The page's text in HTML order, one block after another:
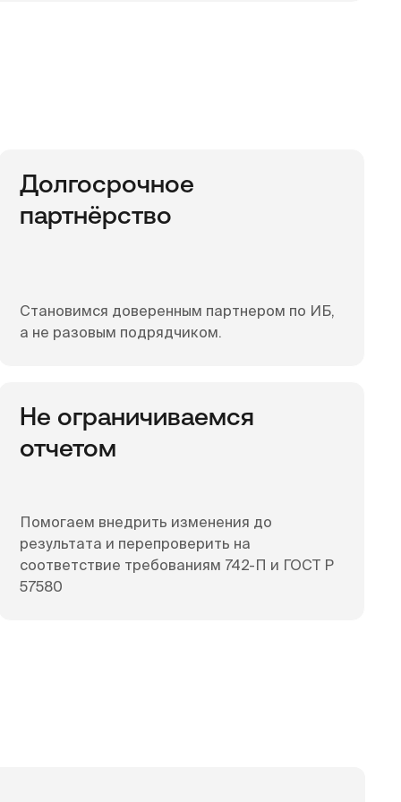
Долгосрочное
партнёрство
Становимся доверенным партнером по ИБ,
а не разовым подрядчиком.
Не ограничиваемся
отчетом
Помогаем внедрить изменения до
результата и перепроверить на
соответствие требованиям 742-П и ГОСТ Р
57580